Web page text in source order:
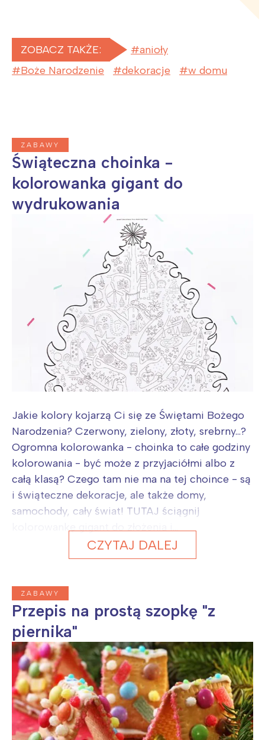
ZOBACZ TAKŻE:
anioły
Boże Narodzenie
dekoracje w domu
ZABAWY
Świąteczna choinka -
kolorowanka gigant do
wydrukowania
Jakie kolory kojarzą Ci się ze Świętami Bożego
Narodzenia? Czerwony, zielony, złoty, srebrny...?
Ogromna kolorowanka - choinka to całe godziny
kolorowania - być może z przyjaciółmi albo z
całą klasą? Czego tam nie ma na tej choince - są
i świąteczne dekoracje, ale także domy,
samochody, cały świat! TUTAJ ściągnij
CZYTAJ DALEJ
ZABAWY
Przepis na prostą szopkę "z
piernika"
Warszawa
Wrocław
Śląsk
Wybieram